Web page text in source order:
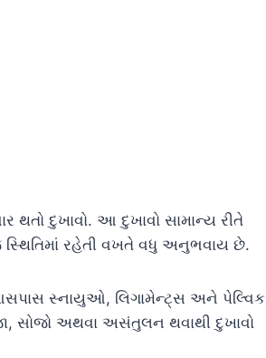
થતો દુખાવો. આ દુખાવો સામાન્ય રીતે
રહેતી વખતે વધુ અનુભવાય છે.
સ્નાયુઓ, લિગામેન્ટ્સ અને પેલ્વિક
સોજો અથવા અસંતુલન થવાથી દુખાવો